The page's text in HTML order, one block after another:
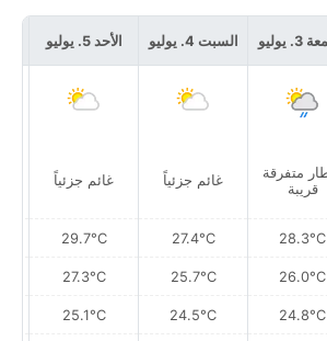
يوليو
متفرقة
قريبة
28.3°C
26.0°C
24.8°C
السبت 4. يوليو
غائم جزئياً
27.4°C
25.7°C
24.5°C
الأحد 5. يوليو
غائم جزئياً
29.7°C
27.3°C
25.1°C